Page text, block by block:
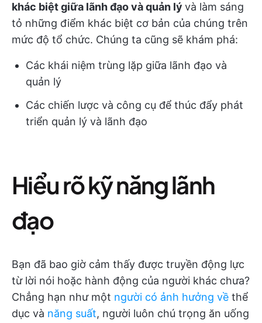
khác biệt giữa lãnh đạo và quản lý và làm sáng
tỏ những điểm khác biệt cơ bản của chúng trên
mức độ tổ chức. Chúng ta cũng sẽ khám phá:
Các khái niệm trùng lặp giữa lãnh đạo và
quản lý
Các chiến lược và công cụ để thúc đẩy phát
triển quản lý và lãnh đạo
Hiểu rõ kỹ năng lãnh
đạo
Bạn đã bao giờ cảm thấy được truyền động lực
từ lời nói hoặc hành động của người khác chưa?
Chẳng hạn như một người có ảnh hưởng về thể
dục và năng suất, người luôn chú trọng ăn uống